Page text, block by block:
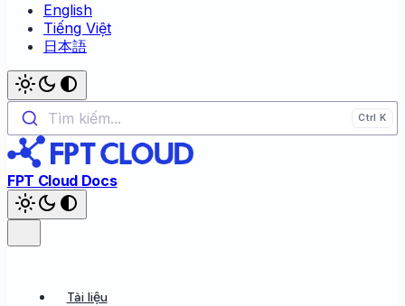
English
Tiếng Việt
日本語
Tìm kiếm...
FPT Cloud Docs
Tài liệu